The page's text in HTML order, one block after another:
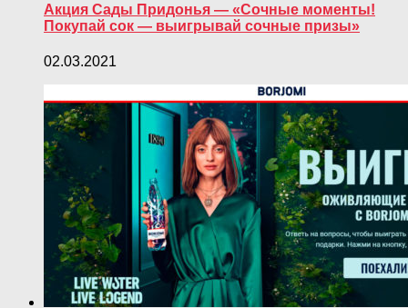
Акция Сады Придонья — «Сочные моменты!
Покупай сок — выигрывай сочные призы»
02.03.2021